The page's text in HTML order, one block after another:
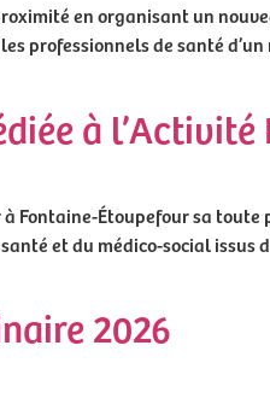
en organisant un
professionnels de santé
à
Fontaine-Étoupefour sa
et du médico-social issus
2026